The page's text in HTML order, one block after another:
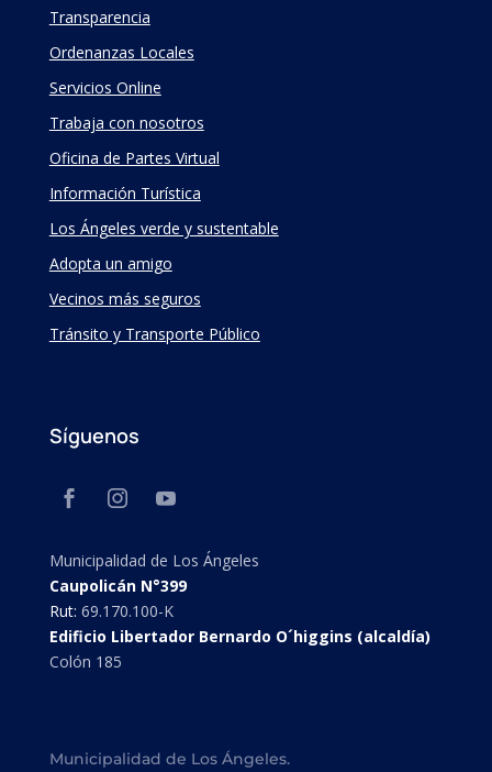
Transparencia
Ordenanzas Locales
Servicios Online
Trabaja con nosotros
Oficina de Partes Virtual
Información Turística
Los Ángeles verde y sustentable
Adopta un amigo
Vecinos más seguros
Tránsito y Transporte Público
Síguenos
Municipalidad de Los Ángeles
Caupolicán N°399
Rut: 69.170.100-K
Edificio Libertador Bernardo O´higgins (alcaldía)
Colón 185
Municipalidad de Los Ángeles.